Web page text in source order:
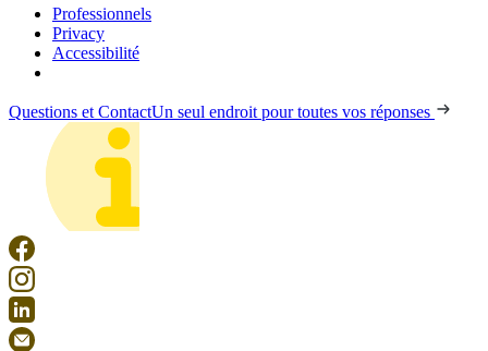
Professionnels
Privacy
Accessibilité
Questions et ContactUn seul endroit pour toutes vos réponses